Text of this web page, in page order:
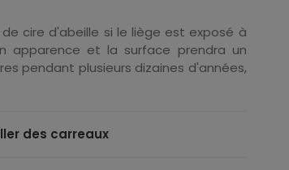
cire d'abeille si le liège est exposé à
apparence et la surface prendra un
pendant plusieurs dizaines d'années,
des carreaux